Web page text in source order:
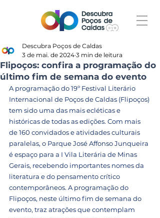
Flipoços: confira a programação do
último fim de semana do evento
Descubra Poços de Caldas
3 de mai. de 2024 3 min de leitura
A programação do 19º Festival Literário
Internacional de Poços de Caldas (Flipoços)
tem sido uma das mais ecléticas e
históricas de todas as edições. Com mais
de 160 convidados e atividades culturais
paralelas, o Parque José Affonso Junqueira
é espaço para a I Vila Literária de Minas
Gerais, recebendo importantes nomes da
literatura e do pensamento crítico
contemporâneos. A programação do
Flipoços, neste último fim de semana do
evento, traz atrações que contemplam